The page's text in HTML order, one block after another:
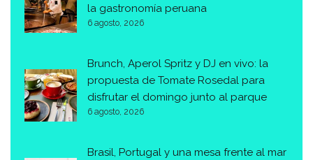
la gastronomía peruana
6 agosto, 2026
Brunch, Aperol Spritz y DJ en vivo: la
propuesta de Tomate Rosedal para
disfrutar el domingo junto al parque
6 agosto, 2026
Brasil, Portugal y una mesa frente al mar